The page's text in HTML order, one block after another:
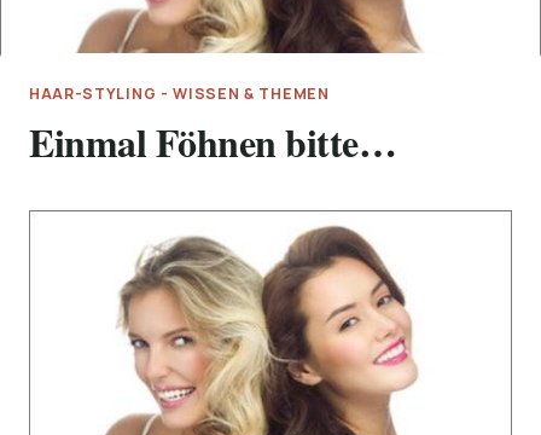
HAAR-STYLING - WISSEN & THEMEN
Einmal Föhnen bitte…